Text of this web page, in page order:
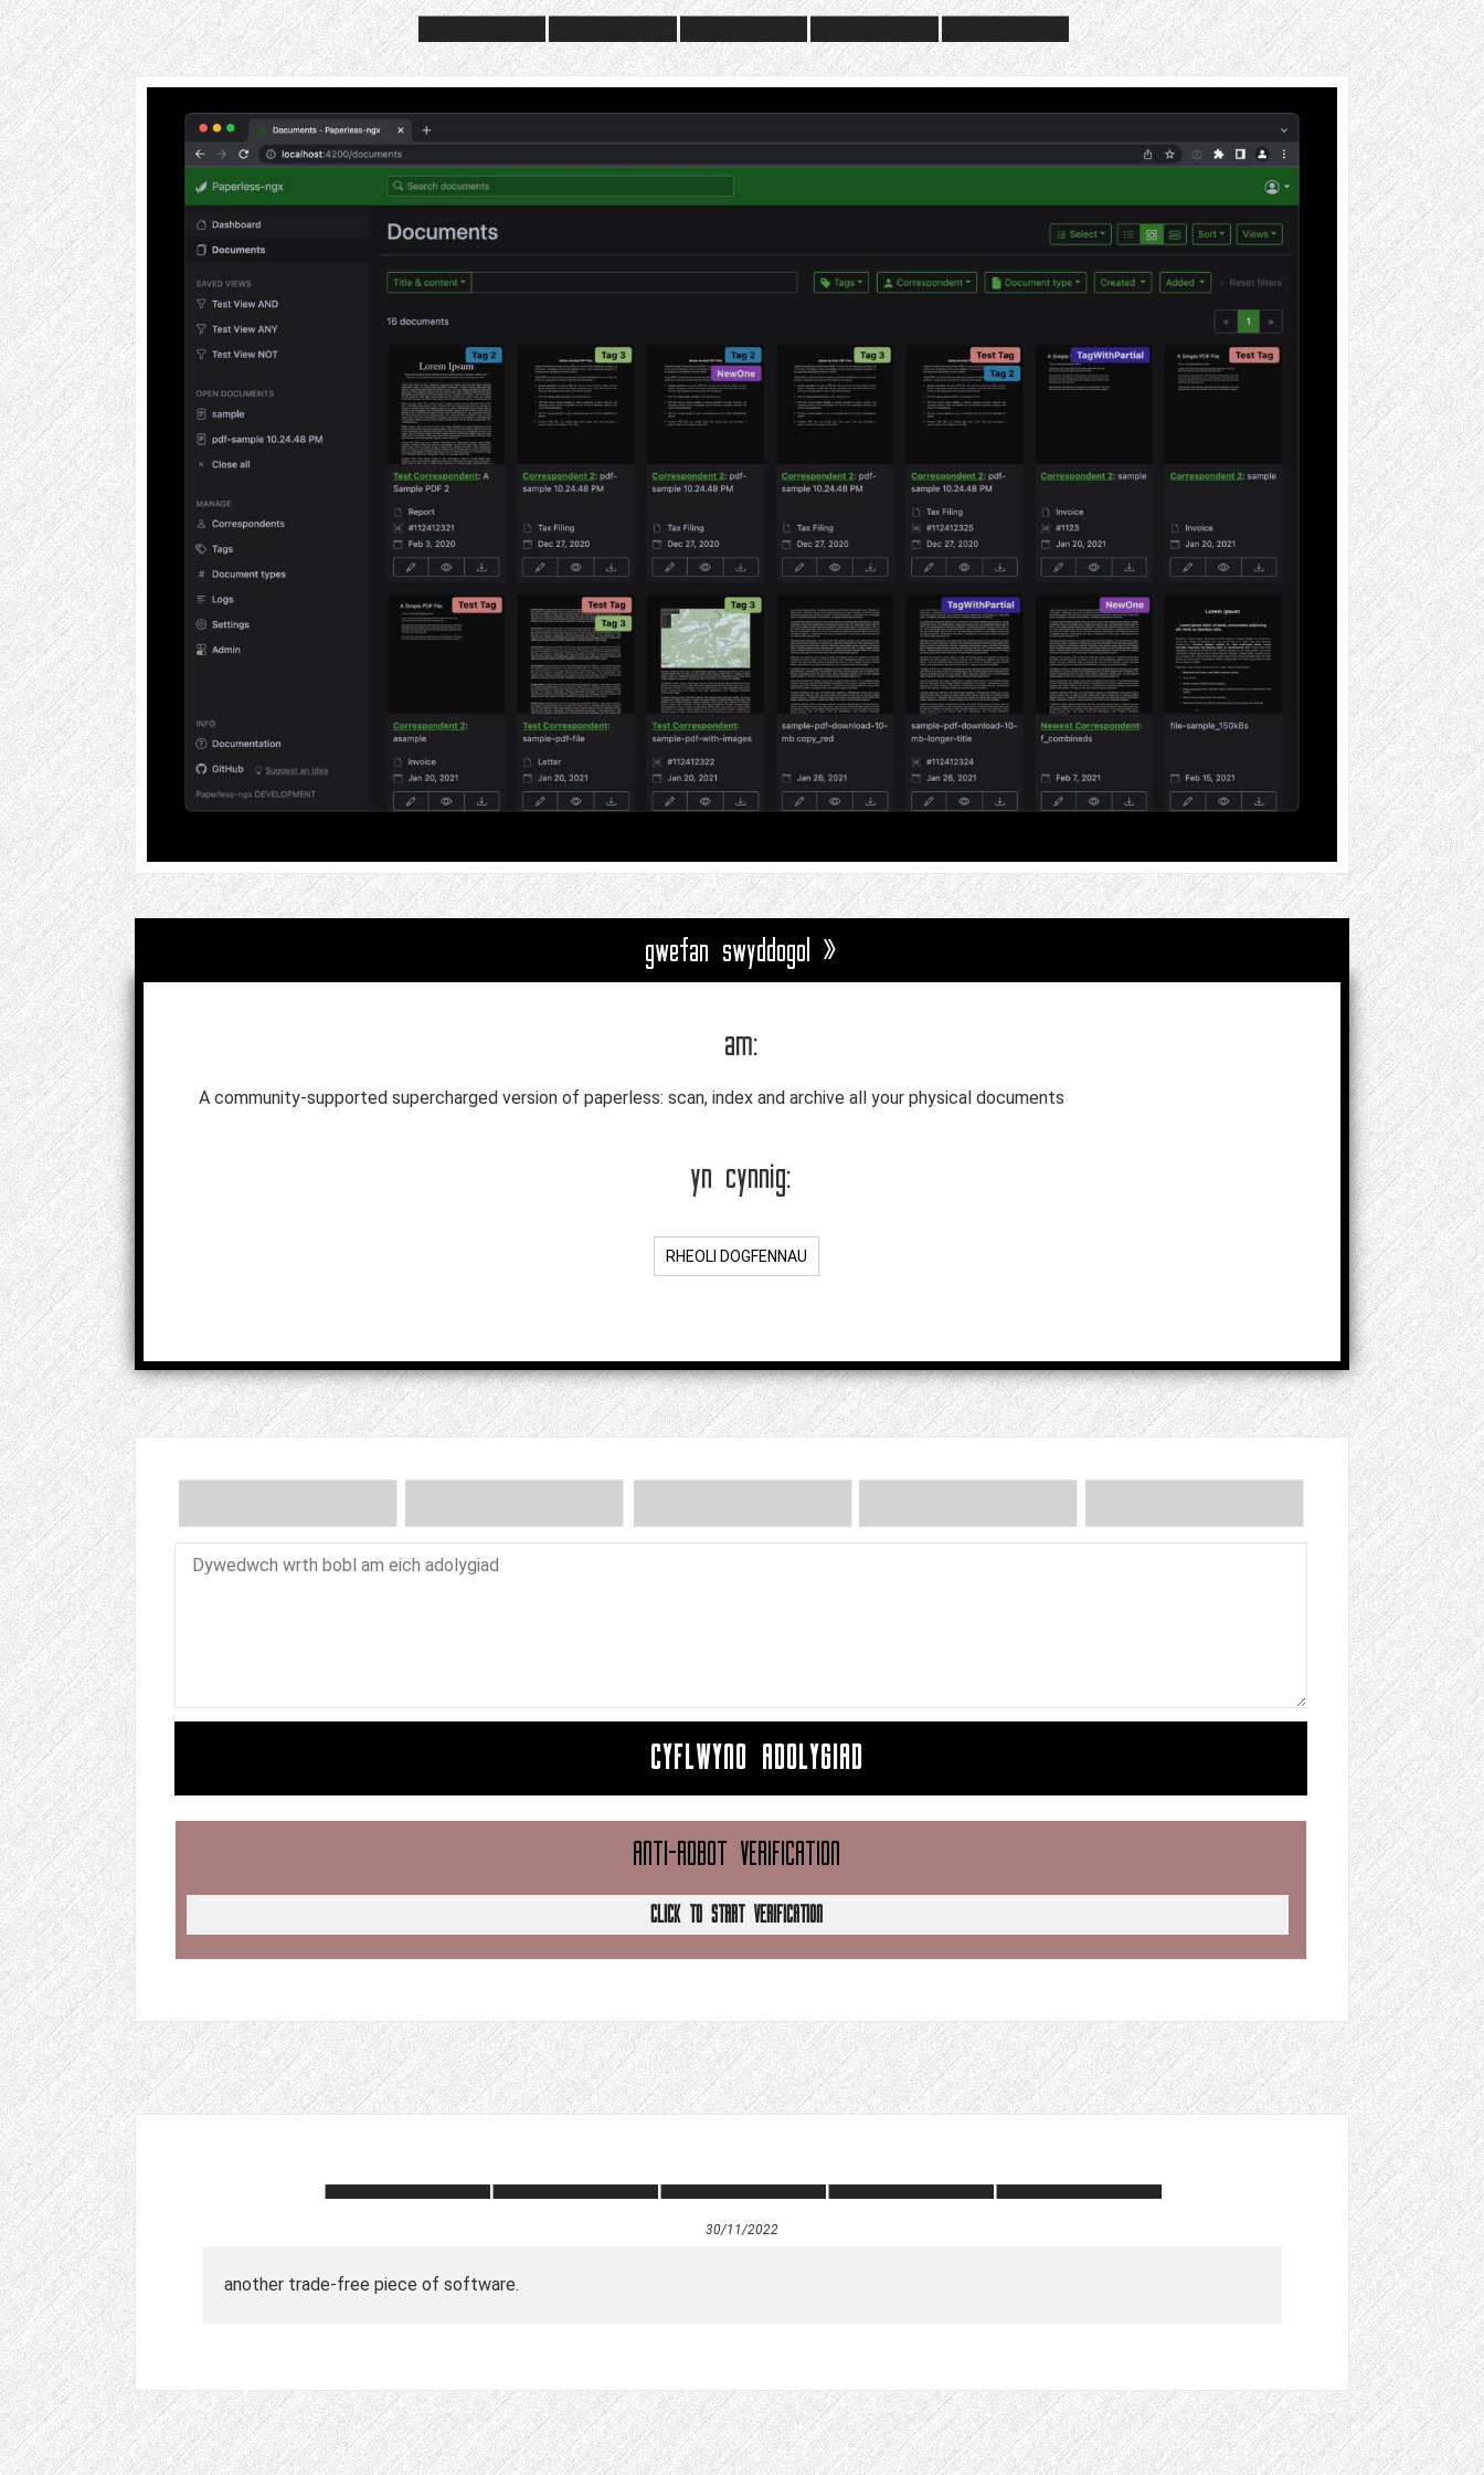
gwefan swyddogol »
am:
A community-supported supercharged version of paperless: scan, index and archive all your physical documents
yn cynnig:
RHEOLI DOGFENNAU
CYFLWYNO ADOLYGIAD
ANTI-ROBOT VERIFICATION
CLICK TO START VERIFICATION
30/11/2022
another trade-free piece of software.